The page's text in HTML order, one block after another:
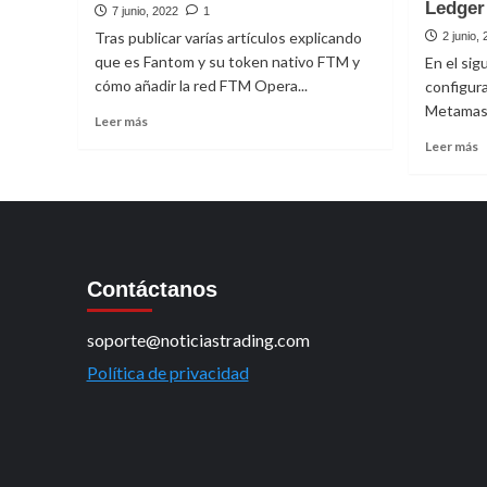
7 junio, 2022 1
Tras publicar varías artículos explicando
que es Fantom y su token nativo FTM y
cómo añadir la red FTM Opera...
Leer más
utilizar
de
Ledger
2 junio,
En el
Leer más
Contáctanos
soporte@noticiastrading.com
Política de privacidad